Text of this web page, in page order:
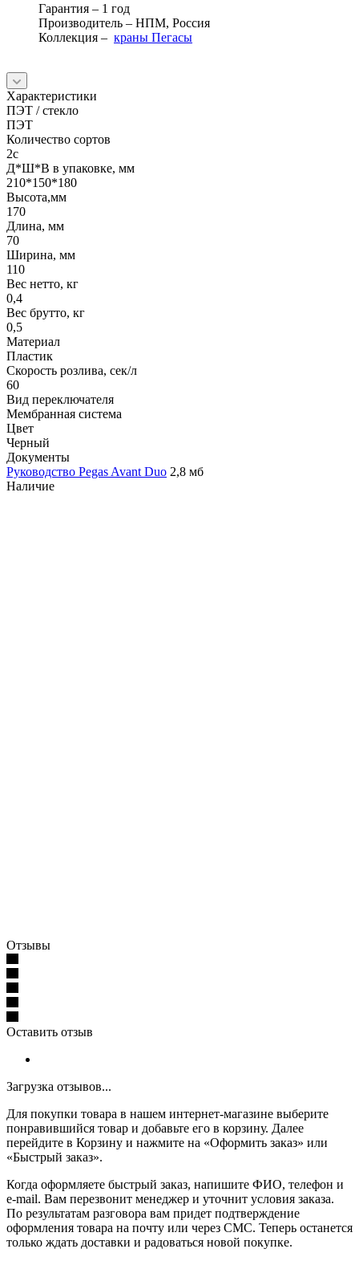
Гарантия – 1 год
Производитель – НПМ, Россия
Коллекция – краны Пегасы
Характеристики
ПЭТ / стекло
ПЭТ
Количество сортов
2с
Д*Ш*В в упаковке, мм
210*150*180
Высота,мм
170
Длина, мм
70
Ширина, мм
110
Вес нетто, кг
0,4
Вес брутто, кг
0,5
Материал
Пластик
Скорость розлива, сек/л
60
Вид переключателя
Мембранная система
Цвет
Черный
Документы
Руководство Pegas Avant Duo 2,8 мб
Наличие
Отзывы
Оставить отзыв
Загрузка отзывов...
Для покупки товара в нашем интернет-магазине выберите
понравившийся товар и добавьте его в корзину. Далее
перейдите в Корзину и нажмите на «Оформить заказ» или
«Быстрый заказ».
Когда оформляете быстрый заказ, напишите ФИО, телефон и
e-mail. Вам перезвонит менеджер и уточнит условия заказа.
По результатам разговора вам придет подтверждение
оформления товара на почту или через СМС. Теперь останется
только ждать доставки и радоваться новой покупке.